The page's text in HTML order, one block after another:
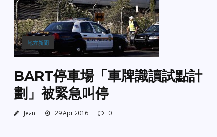
地方新聞
BART停車場「車牌識讀試點計
劃」被緊急叫停
Jean 29 Apr 2016 0